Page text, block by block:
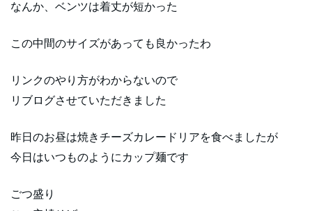
なんか、ベンツは着丈が短かった
この中間のサイズがあっても良かったわ
リンクのやり方がわからないので
リブログさせていただきました
昨日のお昼は焼きチーズカレードリアを食べましたが
今日はいつものようにカップ麺です
ごつ盛り